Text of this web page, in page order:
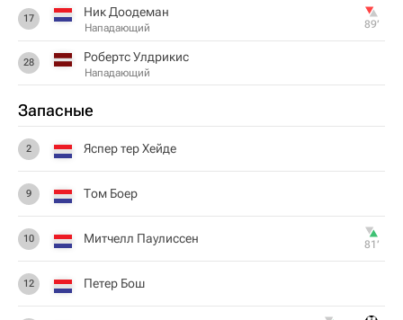
17 Ник Доодеман
Нападающий 89‎’‎
28 Робертс Улдрикис
Нападающий
Запасные
2 Яспер тер Хейде
9 Том Боер
10 Митчелл Паулиссен 81‎’‎
12 Петер Бош